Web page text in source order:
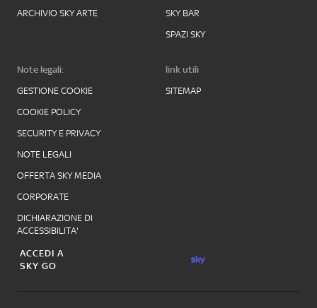
ARCHIVIO SKY ARTE
SKY BAR
SPAZI SKY
Note legali:
GESTIONE COOKIE
COOKIE POLICY
SECURITY E PRIVACY
NOTE LEGALI
OFFERTA SKY MEDIA
CORPORATE
DICHIARAZIONE DI
ACCESSIBILITA'
link utili
SITEMAP
ACCEDI A
SKY GO